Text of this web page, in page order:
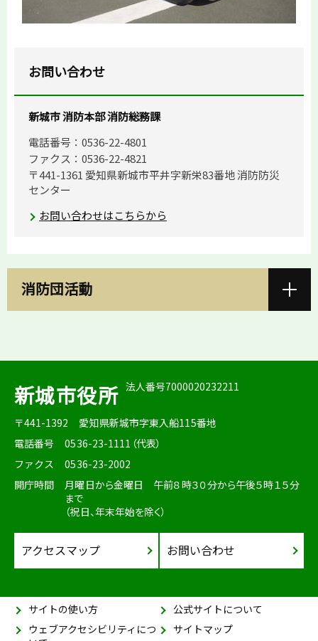
お問い合わせ
新城市 消防本部 消防総務課
電話番号：0536-22-4801
ファクス：0536-22-4821
〒441-1361 愛知県新城市平井字新栄83番地 消防防災
センター
お問い合わせはこちらから
消防団活動
新城市役所 法人番号7000020232211
〒441-1392
愛知県新城市字東入船115番地
電話番号
0536-23-1111（代表）
ファクス
0536-23-2002
開庁時間
月曜日から金曜日 午前８時３０分から午後５時１５分
まで
（祝日、年末年始を除く）
アクセスマップ お問い合わせ
サイトの使い方
公式サイトについて
ウェブアクセシビリティにつ
サイトマップ